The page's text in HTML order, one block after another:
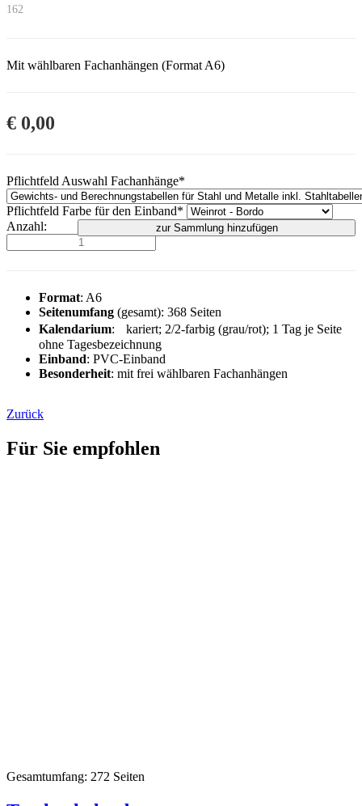
162
Mit wählbaren Fachanhängen (Format A6)
€ 0,00
PflichtfeldAuswahl Fachanhänge*
Pflichtfeld Farbe für den Einband*
Anzahl:
zur Sammlung hinzufügen
Format: A6
Seitenumfang (gesamt): 368 Seiten
Kalendarium: kariert; 2/2-farbig (grau/rot); 1 Tag je Seite
ohne Tagesbezeichnung
Einband: PVC-Einband
Besonderheit: mit frei wählbaren Fachanhängen
Zurück
Für Sie empfohlen
Gesamtumfang: 272 Seiten